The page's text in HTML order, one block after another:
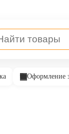
Оформление